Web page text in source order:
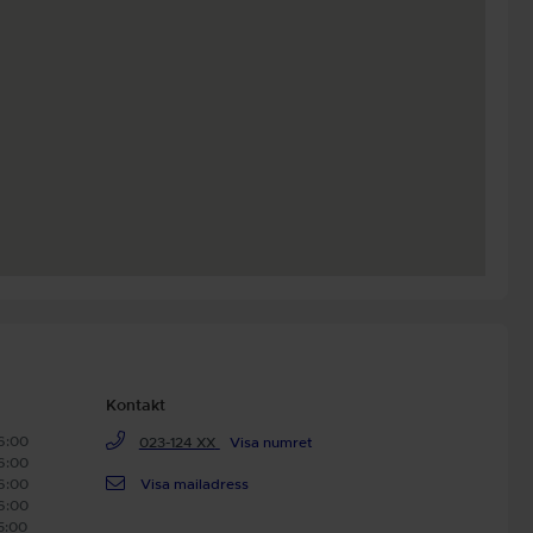
Kontakt
023-124 XX Visa numret
Visa mailadress